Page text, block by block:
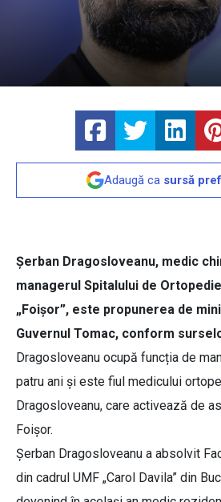
Adaugă ca sursă
Șerban Dragosloveanu, medic
managerul Spitalului de
„Foișor”, este propunerea de
Guvernul Tomac, conform
Dragosloveanu ocupă funcția de
patru ani și este fiul medicului
Dragosloveanu, care activează de
Foișor.
Șerban Dragosloveanu a absolvit
din cadrul UMF „Carol Davila” din